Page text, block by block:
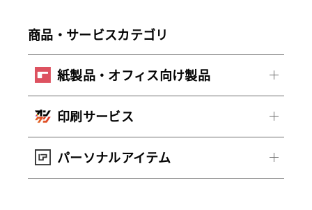
商品・サービスカテゴリ
紙製品・オフィス向け製品
印刷サービス
パーソナルアイテム